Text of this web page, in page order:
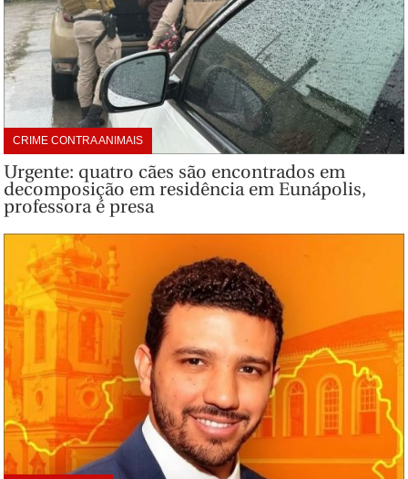
CRIME CONTRA ANIMAIS
Urgente: quatro cães são encontrados em
decomposição em residência em Eunápolis,
professora é presa